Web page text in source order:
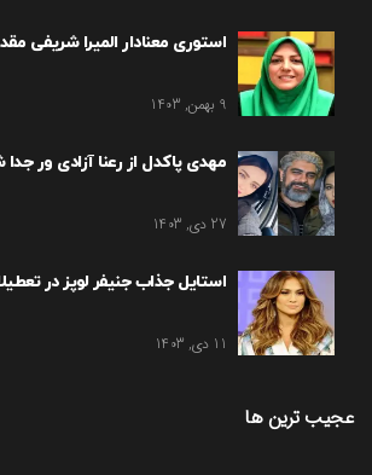
استوری معنادار المیرا شریفی
9 بهمن, 1403
مهدی پاکدل از رعنا آزادی ور
27 دی, 1403
استایل جذاب جنیفر لوپز در
11 دی, 1403
عجیب ترین ها